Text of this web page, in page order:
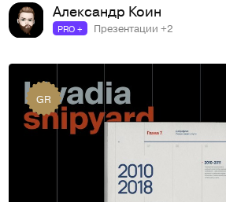
Александр Коин
PRO + Презентации +2
GR